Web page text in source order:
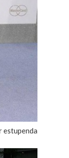
estupenda